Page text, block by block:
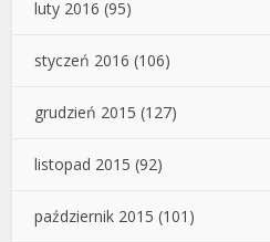
luty 2016 (95)
styczeń 2016 (106)
grudzień 2015 (127)
listopad 2015 (92)
październik 2015 (101)